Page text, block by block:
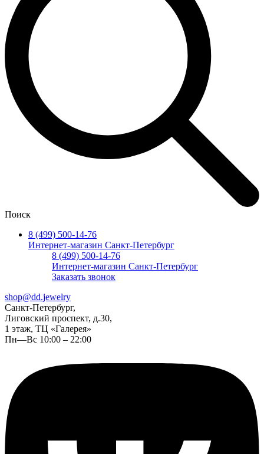
Поиск
8 (499) 500-14-76
Интернет-магазин Санкт-Петербург
8 (499) 500-14-76
Интернет-магазин Санкт-Петербург
Заказать звонок
shop@dd.jewelry
Санкт-Петербург,
Лиговский проспект, д.30,
1 этаж, ТЦ «Галерея»
Пн—Вс 10:00 – 22:00